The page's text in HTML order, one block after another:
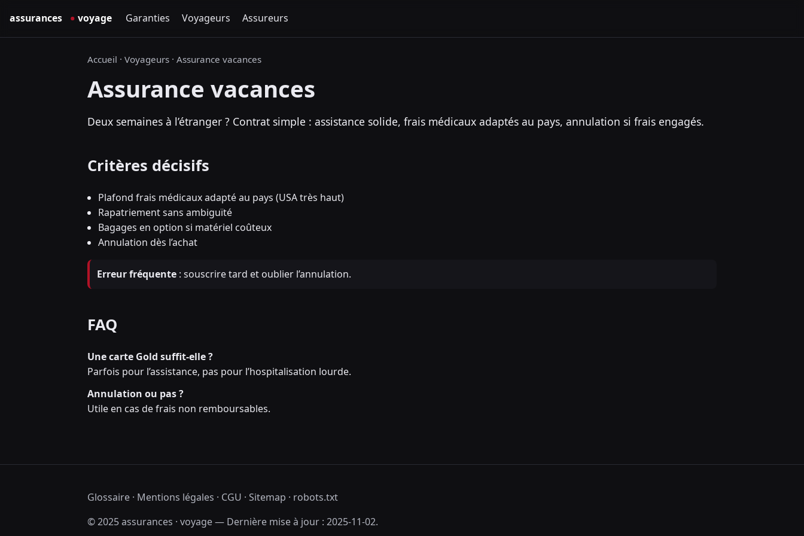
Garanties Voyageurs Assureurs
Accueil · Voyageurs · Assurance vacances
Assurance vacances
Deux semaines à l’étranger ? Contrat simple : assistance solide, frais médicaux adaptés au pays, annulation si frais engagés.
Critères décisifs
Plafond frais médicaux adapté au pays (USA très haut)
Rapatriement sans ambiguïté
Bagages en option si matériel coûteux
Annulation dès l’achat
Erreur fréquente : souscrire tard et oublier l’annulation.
FAQ
Une carte Gold suffit-elle ?
Parfois pour l’assistance, pas pour l’hospitalisation lourde.
Annulation ou pas ?
Utile en cas de frais non remboursables.
Glossaire · Mentions légales · CGU · Sitemap · robots.txt
© 2025 assurances · voyage — Dernière mise à jour : 2025-11-02.